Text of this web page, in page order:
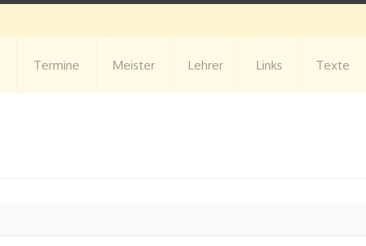
Termine Meister Lehrer Links Texte